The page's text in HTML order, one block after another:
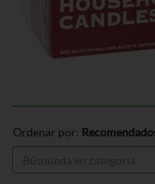
Ordenar por: